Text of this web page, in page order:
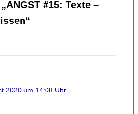
#15: Texte –
2020 um 14:08 Uhr